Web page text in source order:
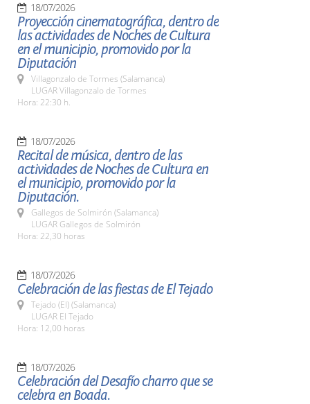
18/07/2026
Proyección cinematográfica, dentro de
las actividades de Noches de Cultura
en el municipio, promovido por la
Diputación
Villagonzalo de Tormes (Salamanca)
LUGAR Villagonzalo de Tormes
Hora: 22:30 h.
18/07/2026
Recital de música, dentro de las
actividades de Noches de Cultura en
el municipio, promovido por la
Diputación.
Gallegos de Solmirón (Salamanca)
LUGAR Gallegos de Solmirón
Hora: 22,30 horas
18/07/2026
Celebración de las fiestas de El Tejado
Tejado (El) (Salamanca)
LUGAR El Tejado
Hora: 12,00 horas
18/07/2026
Celebración del Desafío charro que se
celebra en Boada.